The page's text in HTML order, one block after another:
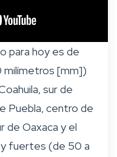
para hoy es de
milímetros [mm])
sur de
Puebla, centro de
de Oaxaca y el
fuertes (de 50 a